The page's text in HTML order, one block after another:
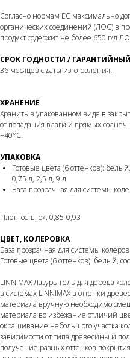
Согласно нормам ЕС максимально
органических соединений (ЛОС) в
продукт содержит не более 650 г/л
СРОК ГОДНОСТИ /
36 месяцев с даты изготовления.
ХРАНЕНИЕ
Хранить в упакованном виде в
от попадания влаги и прямых
+40°С.
УПАКОВКА
Готовые цвета (6 оттенков):
0,75 л, 2,5 л, 9 л
База прозрачная для системы
Плотность: ок. 0,85-0,93
ЦВЕТ, КОЛЕРОВКА
База прозрачная для системы
Готовые цвета (6 оттенков): белый,
LINNIMAX Лазурь-гель для дерева
в системах LINNIMAX в оттенки
материала вручную необходимо
материала во избежание отличий
окрашивание небольшого участка
зависимости от типа древесины и
получение разных оттенков